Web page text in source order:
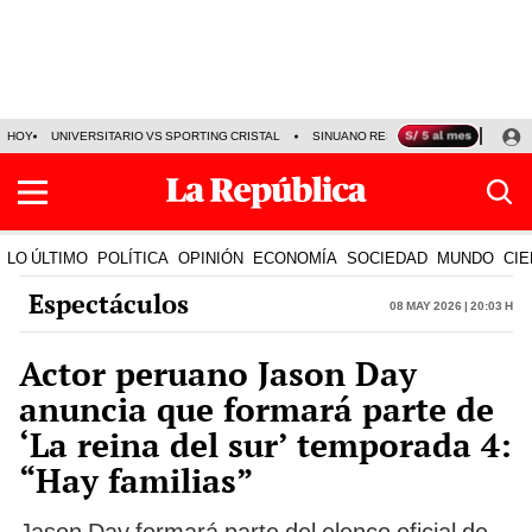
HOY UNIVERSITARIO VS SPORTING CRISTAL SINUANO RESULTADOS HOY
LO ÚLTIMO POLÍTICA OPINIÓN ECONOMÍA SOCIEDAD MUNDO
Espectáculos 08 May 2026 | 20:03 h
Actor peruano Jason Day
anuncia que formará parte de
‘La reina del sur’ temporada 4:
“Hay familias”